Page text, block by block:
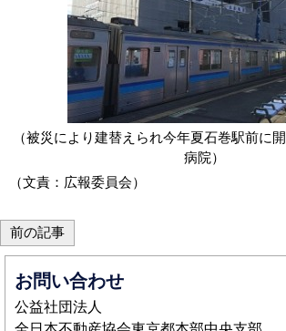
お問い合わせ
公益社団法人
（被災により建替えられ今年夏石巻駅前に
病院）
（文責：広報委員会）
前の記事